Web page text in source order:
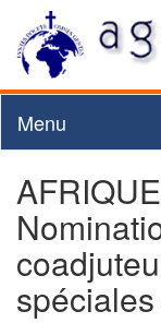
Menu